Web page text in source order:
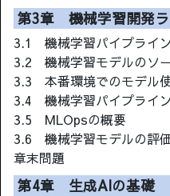
第3章 機械学習開発
3.1 機械学習パイプライ
3.2 機械学習モデルのソ
3.3 本番環境でのモデル
3.4 機械学習パイプライ
3.5 MLOpsの概要
3.6 機械学習モデルの評
章末問題
第4章 生成AIの基礎